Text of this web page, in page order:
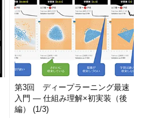
第3回 ディープラーニング最速
入門 ― 仕組み理解×初実装（後
編） (1/3)